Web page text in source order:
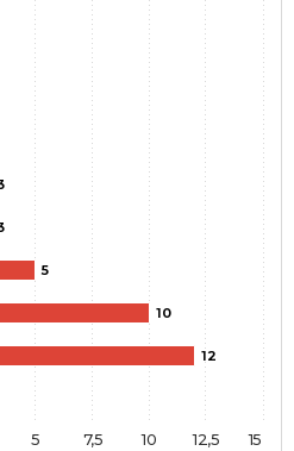
5
10
12
5 7,5 10 12,5 15